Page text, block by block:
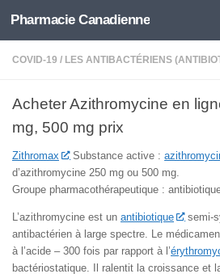
Skip to content
Pharmacie Canadienne
COVID-19 / LES ANTIBACTÉRIENS
Acheter Azithromycine en
mg, 500 mg prix
Zithromax Substance active :
d’azithromycine 250 mg ou 500 mg.
Groupe pharmacothérapeutique :
L’azithromycine est un antibiotique
semi-
antibactérien à large spectre. Le
à l’acide – 300 fois par rapport à l’
bactériostatique. Il ralentit la croissance et